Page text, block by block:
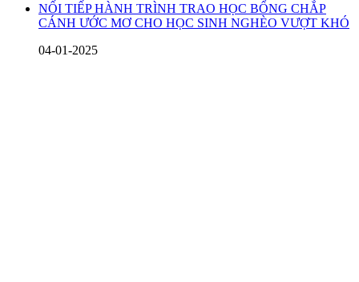
NỐI TIẾP HÀNH TRÌNH TRAO HỌC BỔNG CHẮP
CÁNH ƯỚC MƠ CHO HỌC SINH NGHÈO VƯỢT KHÓ
04-01-2025